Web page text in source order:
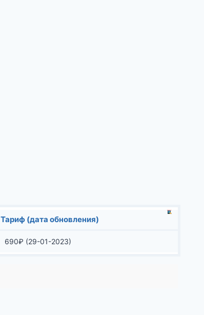
Тариф (дата обновления)
690₽ (29-01-2023)